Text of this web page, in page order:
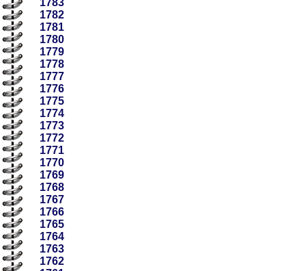
1783
1782
1781
1780
1779
1778
1777
1776
1775
1774
1773
1772
1771
1770
1769
1768
1767
1766
1765
1764
1763
1762